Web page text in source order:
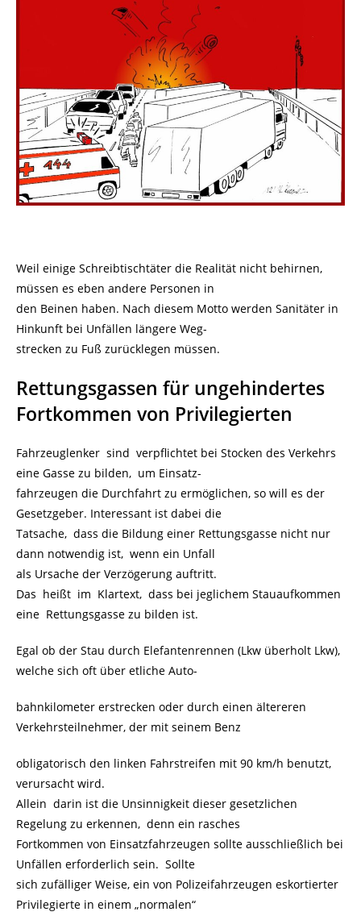
Weil einige Schreibtischtäter die Realität nicht behirnen,
müssen es eben andere Personen in
den Beinen haben. Nach diesem Motto werden Sanitäter in
Hinkunft bei Unfällen längere Weg-
strecken zu Fuß zurücklegen müssen.
Rettungsgassen für ungehindertes
Fortkommen von Privilegierten
Fahrzeuglenker sind verpflichtet bei Stocken des Verkehrs
eine Gasse zu bilden, um Einsatz-
fahrzeugen die Durchfahrt zu ermöglichen, so will es der
Gesetzgeber. Interessant ist dabei die
Tatsache, dass die Bildung einer Rettungsgasse nicht nur
dann notwendig ist, wenn ein Unfall
als Ursache der Verzögerung auftritt.
Das heißt im Klartext, dass bei jeglichem Stauaufkommen
eine Rettungsgasse zu bilden ist.
Egal ob der Stau durch Elefantenrennen (Lkw überholt Lkw),
welche sich oft über etliche Auto-
bahnkilometer erstrecken oder durch einen ältereren
Verkehrsteilnehmer, der mit seinem Benz
obligatorisch den linken Fahrstreifen mit 90 km/h benutzt,
verursacht wird.
Allein darin ist die Unsinnigkeit dieser gesetzlichen
Regelung zu erkennen, denn ein rasches
Fortkommen von Einsatzfahrzeugen sollte ausschließlich bei
Unfällen erforderlich sein. Sollte
sich zufälliger Weise, ein von Polizeifahrzeugen eskortierter
Privilegierte in einem „normalen“